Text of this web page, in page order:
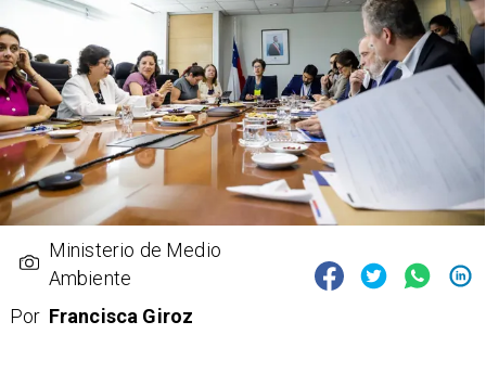
Ministerio de Medio
Ambiente
Por Francisca Giroz